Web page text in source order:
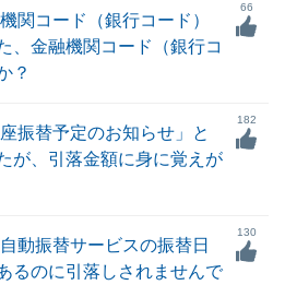
関コード（銀行コード）
、金融機関コード（銀行コ
？
66
振替予定のお知らせ」と
が、引落金額に身に覚えが
182
動振替サービスの振替日
るのに引落しされませんで
130